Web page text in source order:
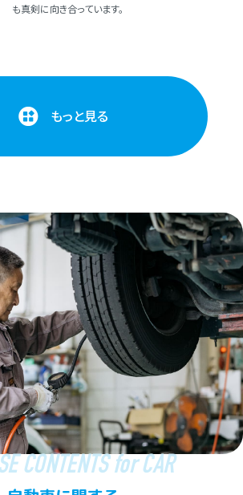
も真剣に向き合っています。
もっと見る
CONTENTS for CAR